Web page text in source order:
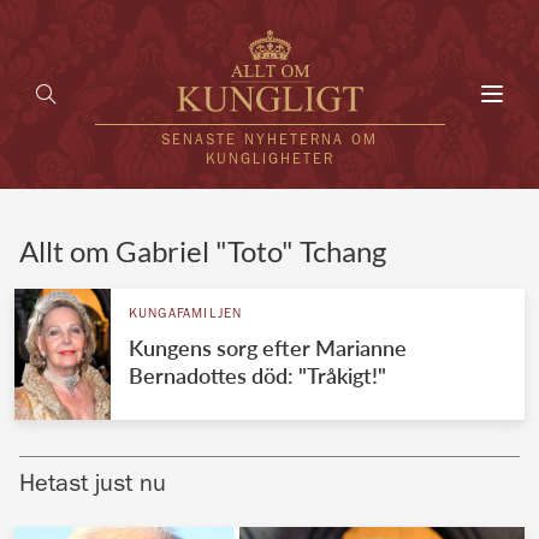
SENASTE NYHETERNA OM
KUNGLIGHETER
UTLÄNDSKT
VÄRLDENS KUNGAHUS
Brittiska kungahuset
Allt om Gabriel "Toto" Tchang
KUNGAFAMILJEN
Kungens sorg efter Marianne
Bernadottes död: "Tråkigt!"
Hetast just nu